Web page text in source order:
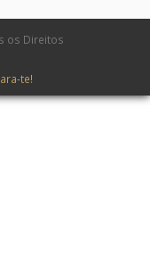
os Direitos
te!